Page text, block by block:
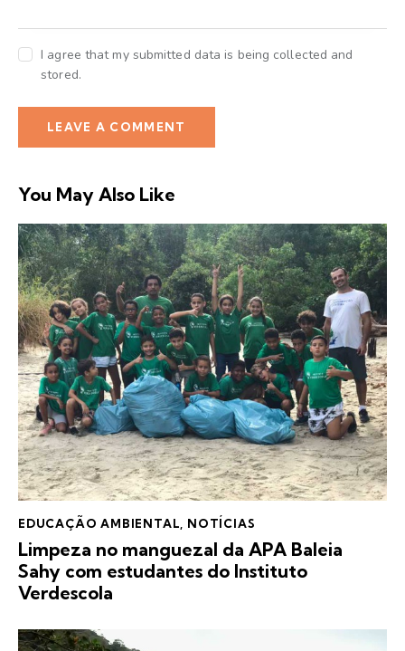
I agree that my submitted data is being collected and
stored.
You May Also Like
EDUCAÇÃO AMBIENTAL NOTÍCIAS
Limpeza no manguezal da APA Baleia
Sahy com estudantes do Instituto
Verdescola